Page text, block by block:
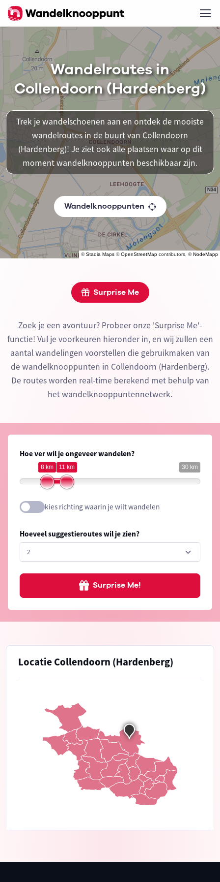
©Stadia Maps ©OpenStreetMap contributors, ©NodeMapp
Wandelroutes in
Collendoorn (Hardenberg)
Trek je wandelschoenen aan en ontdek de mooiste
wandelroutes in de buurt van Collendoorn
(Hardenberg)! Je ziet ook alle plaatsen waar op dit
moment wandelknooppunten beschikbaar zijn.
Wandelknooppunten
Surprise Me
Zoek je een avontuur? Probeer onze 'Surprise Me'-
functie! Vul je voorkeuren hieronder in, en wij zullen een
aantal wandelingen voorstellen die gebruikmaken van
de wandelknooppunten in Collendoorn (Hardenberg).
De routes worden real-time berekend met behulp van
het wandelknooppuntennetwerk.
Hoe ver wil je ongeveer wandelen?
30 km
8 km 11 km
kies richting waarin je wilt wandelen
Hoeveel suggestieroutes wil je zien?
Surprise Me!
Locatie Collendoorn (Hardenberg)